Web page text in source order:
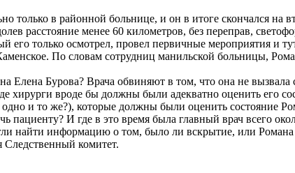
только в районной больнице, и он в итоге скончался на
расстояние менее 60 километров, без переправ,
его только осмотрел, провел первичные мероприятия и
По словам сотрудниц манильской больницы,
Елена Бурова? Врача обвиняют в том, что она не
хирурги вроде бы должны были адекватно оценить его
и то же?), которые должны были оценить состояние
пациенту? И где в это время была главный врач всего
найти информацию о том, было ли вскрытие, или
Следственный комитет.